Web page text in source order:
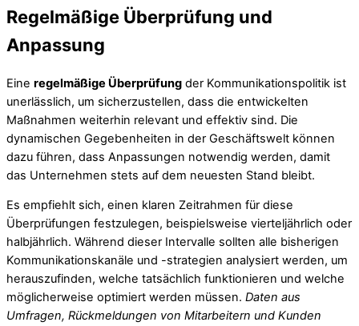
Regelmäßige Überprüfung und
Anpassung
Eine regelmäßige Überprüfung der Kommunikationspolitik ist
unerlässlich, um sicherzustellen, dass die entwickelten
Maßnahmen weiterhin relevant und effektiv sind. Die
dynamischen Gegebenheiten in der Geschäftswelt können
dazu führen, dass Anpassungen notwendig werden, damit
das Unternehmen stets auf dem neuesten Stand bleibt.
Es empfiehlt sich, einen klaren Zeitrahmen für diese
Überprüfungen festzulegen, beispielsweise vierteljährlich oder
halbjährlich. Während dieser Intervalle sollten alle bisherigen
Kommunikationskanäle und -strategien analysiert werden, um
herauszufinden, welche tatsächlich funktionieren und welche
möglicherweise optimiert werden müssen. Daten aus
Umfragen, Rückmeldungen von Mitarbeitern und Kunden